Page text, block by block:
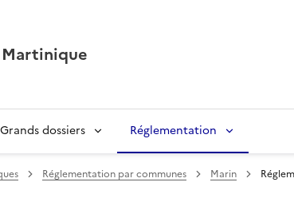
Grands dossiers Réglementation
Réglementation par communes Marin